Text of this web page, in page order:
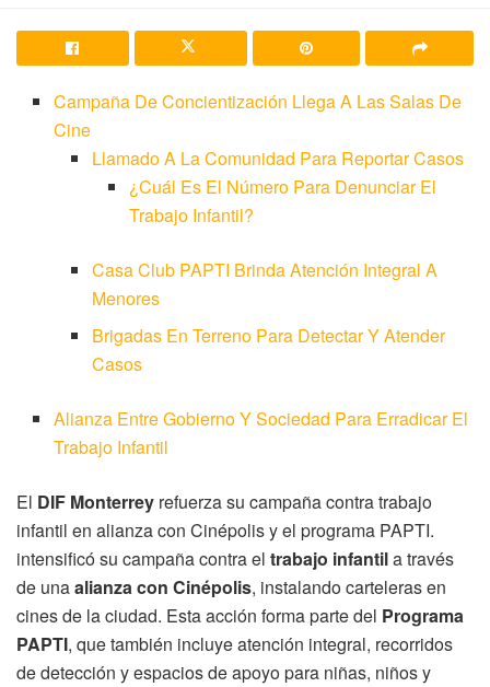
Campaña De Concientización Llega A Las Salas De
Cine
Llamado A La Comunidad Para Reportar Casos
¿Cuál Es El Número Para Denunciar El
Trabajo Infantil?
Casa Club PAPTI Brinda Atención Integral A
Menores
Brigadas En Terreno Para Detectar Y Atender
Casos
Alianza Entre Gobierno Y Sociedad Para Erradicar El
Trabajo Infantil
El DIF Monterrey refuerza su campaña contra trabajo
infantil en alianza con Cinépolis y el programa PAPTI.
intensificó su campaña contra el trabajo infantila través
de unaalianza con Cinépolis, instalando carteleras en
cines de la ciudad. Esta acción forma parte del Programa
PAPTI, que también incluye atención integral, recorridos
de detección y espacios de apoyo para niñas, niños y